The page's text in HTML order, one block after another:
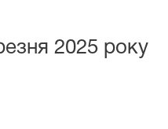
2025 року